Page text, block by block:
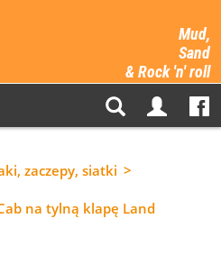
Mud,
Sand
& Rock 'n' roll
zaczepy, siatki
na tylną klapę Land